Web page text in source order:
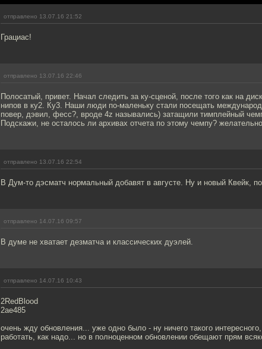
отправлено 13.07.16 21:52
Грациас!
отправлено 13.07.16 22:46
Полосатый, привет. Начал следить за ку-сценой, после того как на
нипов в ку2. Ку3. Наши люди по-маленьку стали посещать
повер, дэвил, фесс?, вроде 4z назывались) затащили тимплейный
Подскажи, не осталось ли архивах отчета по этому чемпу?
отправлено 13.07.16 22:54
В Дум-то дэсматч нормальный добавят в августе. Ну и новый Квейк,
отправлено 14.07.16 09:57
В думе не хватает дезматча и классических дуэлей.
отправлено 14.07.16 10:43
2RedBlood
2ae485
очень жду обновления... уже одно было - ну ничего такого
работать, как надо... но в полноценном обновлении обещают прям